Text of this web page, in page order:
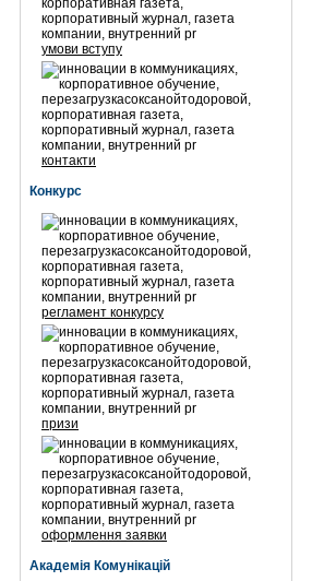
умови вступу
контакти
Конкурс
регламент конкурсу
призи
оформлення заявки
Академія Комунікацій